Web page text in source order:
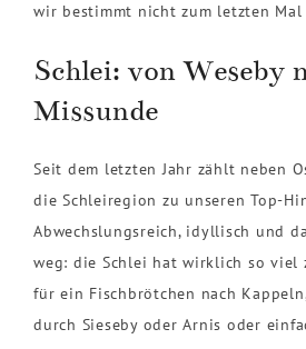
wir bestimmt nicht zum letzten
Schlei: von Weseby
Missunde
Seit dem letzten Jahr zählt neben
die Schleiregion zu unseren Top-
Abwechslungsreich, idyllisch und
weg: die Schlei hat wirklich so viel
für ein Fischbrötchen nach
durch Sieseby oder Arnis oder